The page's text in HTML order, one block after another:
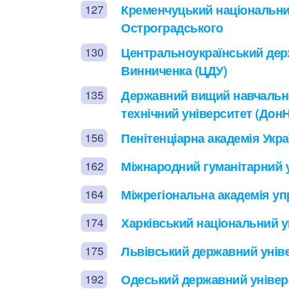
127
Кременчуцький
Остроградського
130
Центральноукраїнський
Винниченка (ЦДУ)
135
Державний вищий
технічний університет
156 Пенітенціарна академія
162 Міжнародний гуманітарний
164 Міжрегіональна академія
174 Харківський національний
175 Львівський державний
192 Одеський державний